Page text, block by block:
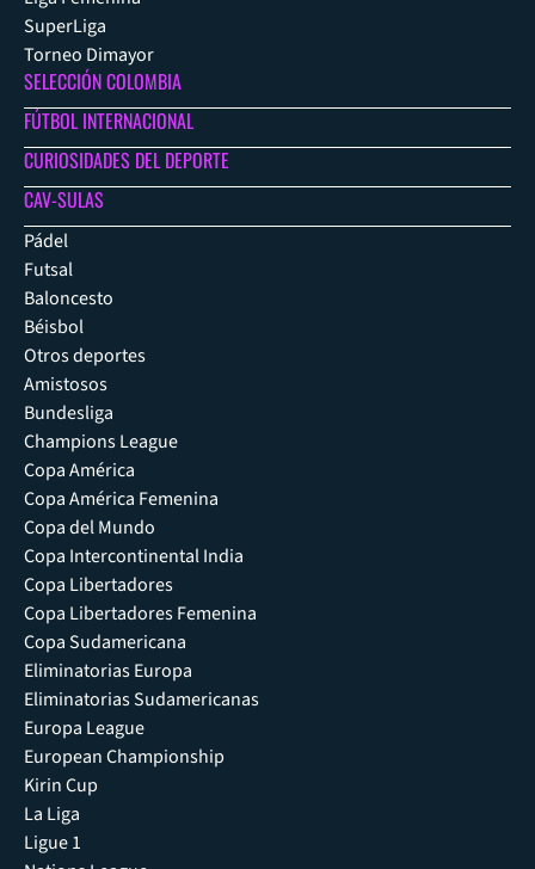
SuperLiga
Torneo Dimayor
SELECCIÓN COLOMBIA
FÚTBOL INTERNACIONAL
CURIOSIDADES DEL DEPORTE
CAV-SULAS
Pádel
Futsal
Baloncesto
Béisbol
Otros deportes
Amistosos
Bundesliga
Champions League
Copa América
Copa América Femenina
Copa del Mundo
Copa Intercontinental India
Copa Libertadores
Copa Libertadores Femenina
Copa Sudamericana
Eliminatorias Europa
Eliminatorias Sudamericanas
Europa League
European Championship
Kirin Cup
La Liga
Ligue 1